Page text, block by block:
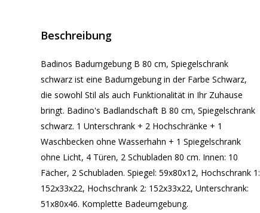
Beschreibung
Badinos Badumgebung B 80 cm, Spiegelschrank
schwarz ist eine Badumgebung in der Farbe Schwarz,
die sowohl Stil als auch Funktionalität in Ihr Zuhause
bringt. Badino's Badlandschaft B 80 cm, Spiegelschrank
schwarz. 1 Unterschrank + 2 Hochschränke + 1
Waschbecken ohne Wasserhahn + 1 Spiegelschrank
ohne Licht, 4 Türen, 2 Schubladen 80 cm. Innen: 10
Fächer, 2 Schubladen. Spiegel: 59x80x12, Hochschrank 1:
152x33x22, Hochschrank 2: 152x33x22, Unterschrank:
51x80x46. Komplette Badeumgebung.